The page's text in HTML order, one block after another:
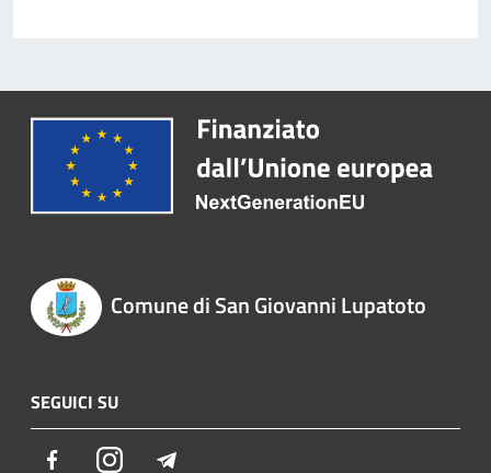
Comune di San Giovanni Lupatoto
SEGUICI SU
FacebookInstagram